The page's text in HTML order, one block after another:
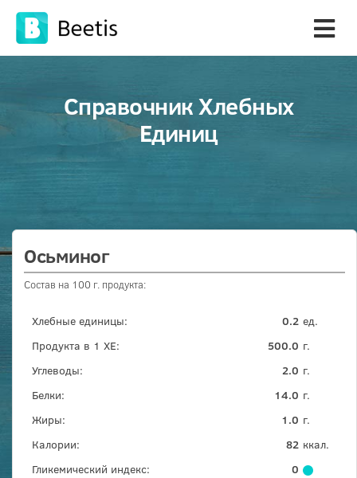
Справочник Хлебных
Единиц
Осьминог
Состав на 100 г. продукта:
Хлебные единицы: ед.
0.2
Продукта в 1 ХЕ:
г.
500.0
Углеводы:
г.
2.0
Белки:
г.
14.0
Жиры:
г.
1.0
Калории:
ккал.
82
Гликемический индекс:
0